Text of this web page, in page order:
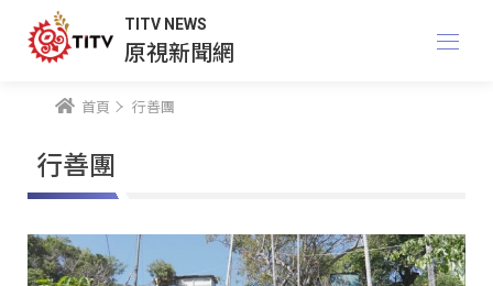
TITV NEWS
原視新聞網
首頁 行善團
行善團